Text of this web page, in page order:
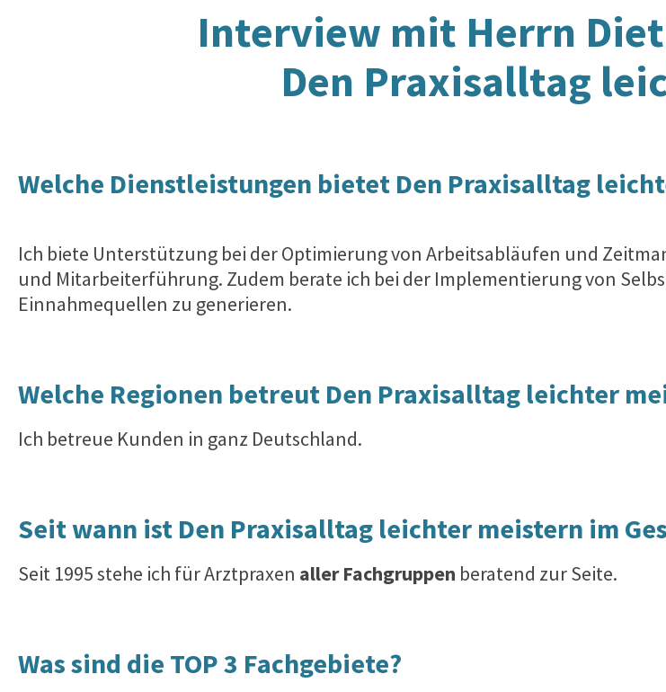
Interview mit Herrn
Den Praxisalltag
Welche Dienstleistungen bietet Den Praxisalltag
Ich biete Unterstützung bei der Optimierung von Arbeitsabläufen und
und Mitarbeiterführung. Zudem berate ich bei der Implementierung von
Einnahmequellen zu generieren.
Welche Regionen betreut Den Praxisalltag leichter
Ich betreue Kunden in ganz Deutschland.
Seit wann ist Den Praxisalltag leichter meistern im
Seit 1995 stehe ich für Arztpraxen aller Fachgruppen beratend zur Seite.
Was sind die TOP 3 Fachgebiete?